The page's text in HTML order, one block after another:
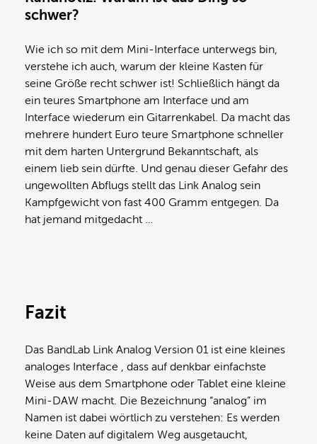
schwer?
Wie ich so mit dem Mini-Interface unterwegs bin,
verstehe ich auch, warum der kleine Kasten für
seine Größe recht schwer ist! Schließlich hängt da
ein teures Smartphone am Interface und am
Interface wiederum ein Gitarrenkabel. Da macht das
mehrere hundert Euro teure Smartphone schneller
mit dem harten Untergrund Bekanntschaft, als
einem lieb sein dürfte. Und genau dieser Gefahr des
ungewollten Abflugs stellt das Link Analog sein
Kampfgewicht von fast 400 Gramm entgegen. Da
hat jemand mitgedacht …
Fazit
Das BandLab Link Analog Version 01 ist eine kleines
analoges Interface , dass auf denkbar einfachste
Weise aus dem Smartphone oder Tablet eine kleine
Mini-DAW macht. Die Bezeichnung “analog” im
Namen ist dabei wörtlich zu verstehen: Es werden
keine Daten auf digitalem Weg ausgetaucht,